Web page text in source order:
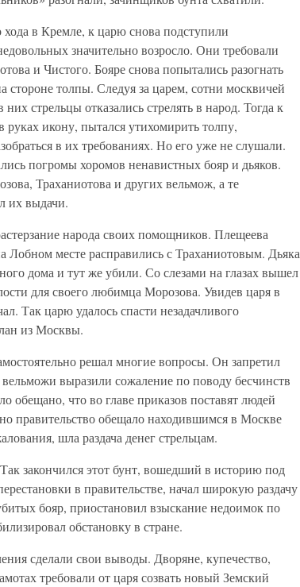
в Кремле, к царю снова подступили
значительно возросло. Они требовали
и Чистого. Бояре снова попытались разогнать
толпы. Следуя за царем, сотни москвичей
стрельцы отказались стрелять в народ. Тогда к
икону, пытался утихомирить толпу,
в их требованиях. Но его уже не слушали.
погромы хоромов ненавистных бояр и дьяков.
Траханиотова и других вельмож, а те
их выдачи.
народа своих помощников. Плещеева
месте расправились с Траханиотовым. Дьяка
дома и тут же убили. Со слезами на глазах вышел
для своего любимца Морозова. Увидев царя в
Так царю удалось спасти незадачливого
из Москвы.
решал многие вопросы. Он запретил
выразили сожаление по поводу бесчинств
обещано, что во главе приказов поставят людей
правительство обещало находившимся в Москве
шла раздача денег стрельцам.
закончился этот бунт, вошедший в историю под
в правительстве, начал широкую раздачу
бояр, приостановил взыскание недоимок по
обстановку в стране.
сделали свои выводы. Дворяне, купечество,
требовали от царя созвать новый Земский